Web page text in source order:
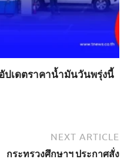
ปเดตราคาน้ำมันวันพรุ่งนี้
NEXT ARTICLE
กระทรวงศึกษาฯ ประกาศสั่ง